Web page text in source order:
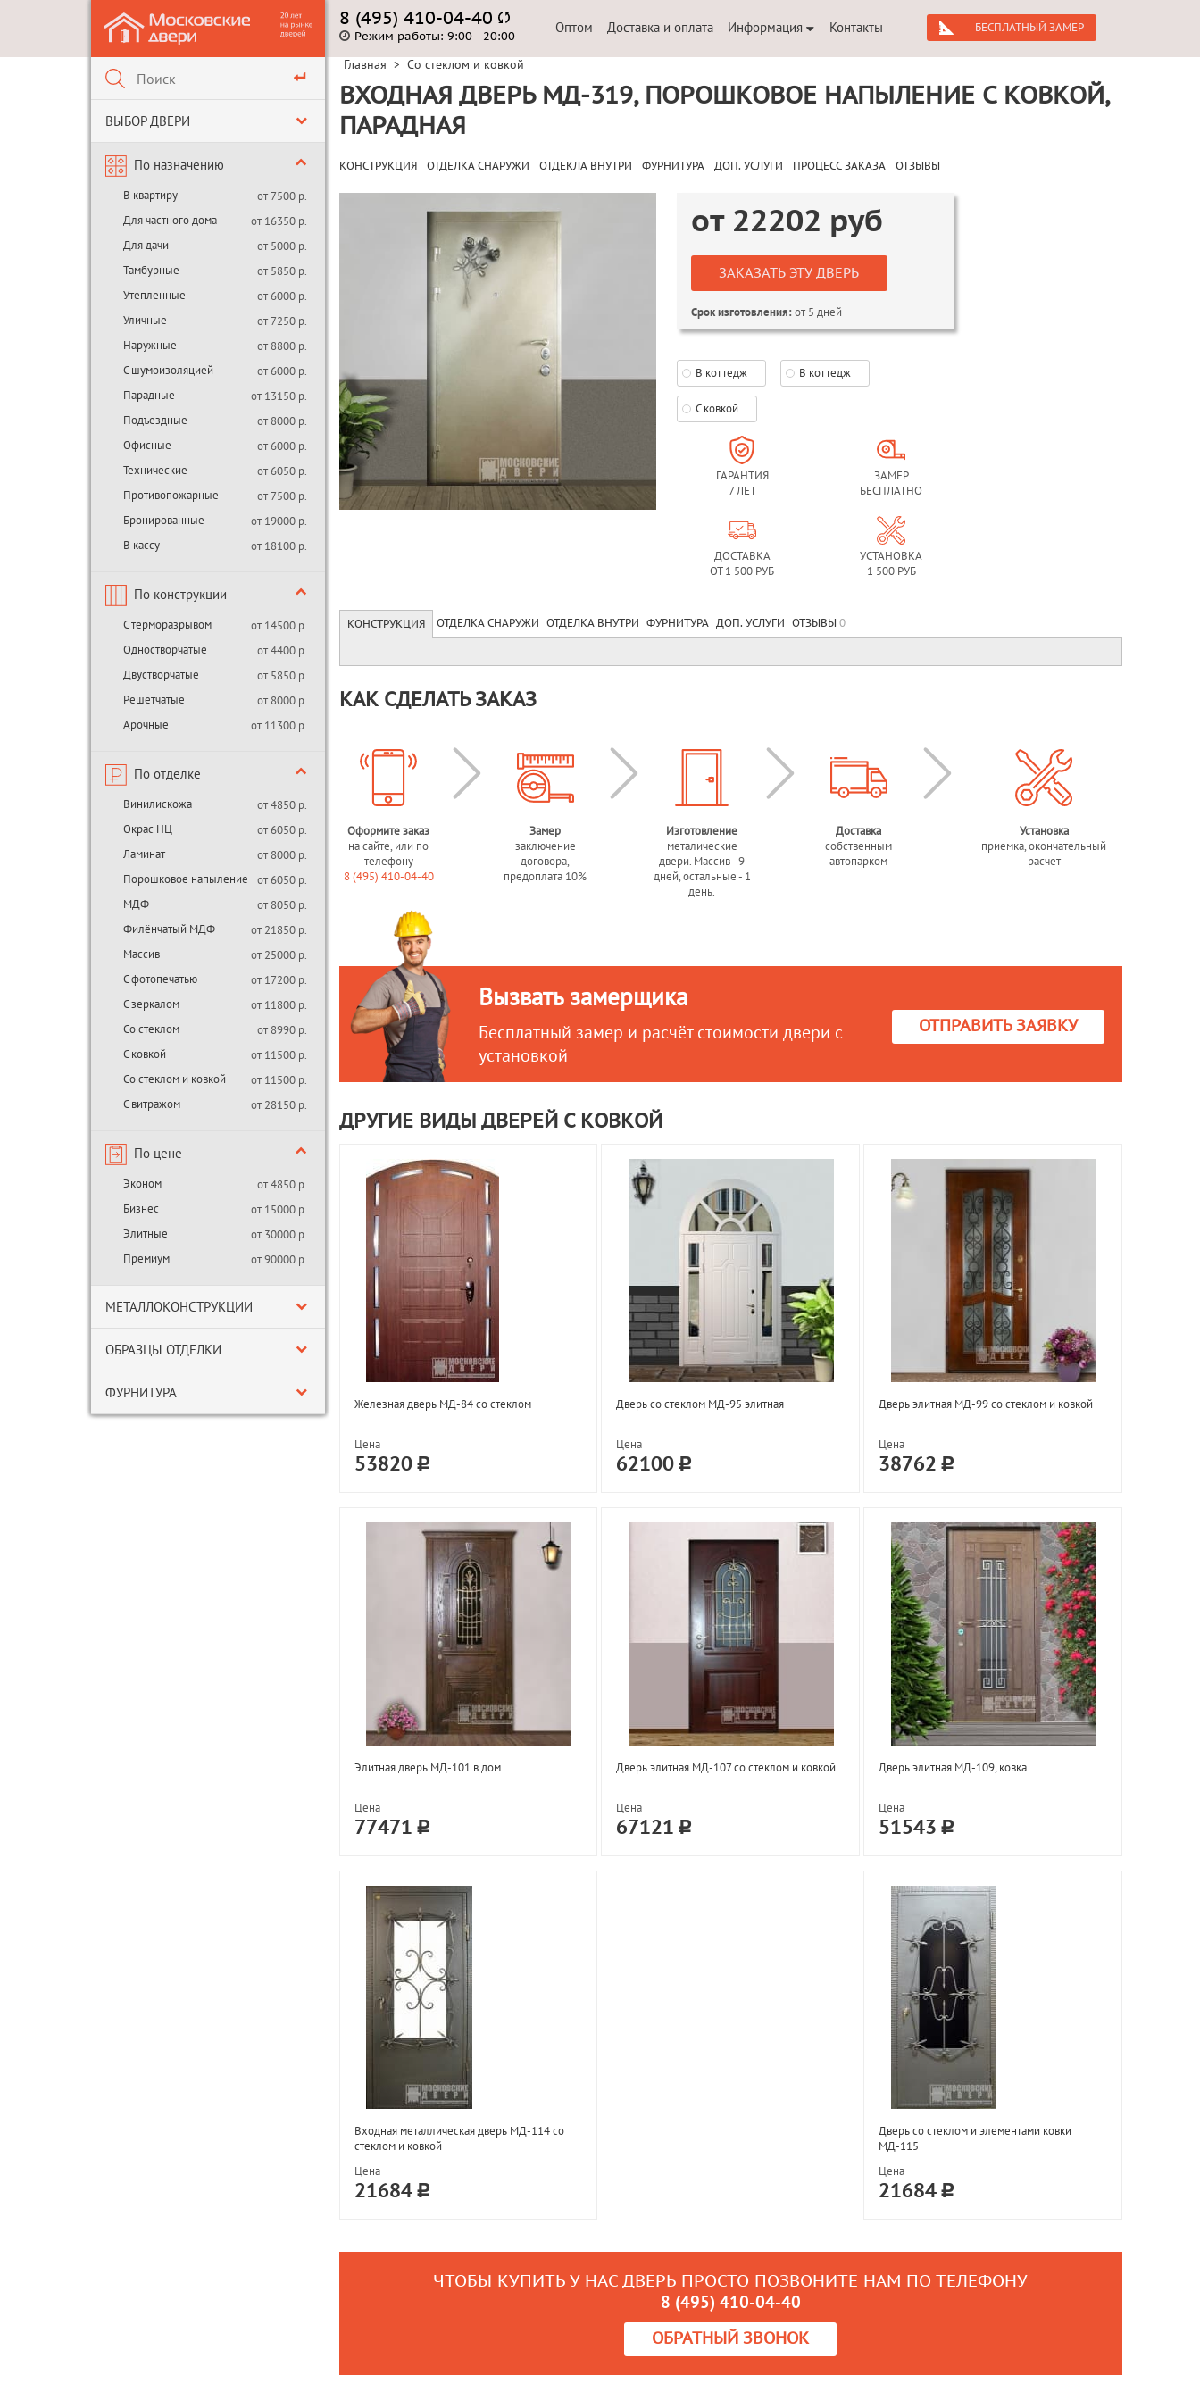
ВЫБОР ДВЕРИ
По назначению
В квартиру
от 7500 р.
Для частного дома
от 16350 р.
Для дачи
от 5000 р.
Тамбурные
от 5850 р.
Утепленные
от 6000 р.
Уличные
от 7250 р.
Наружные
от 8800 р.
С шумоизоляцией
от 6000 р.
Парадные
от 13150 р.
Подъездные
от 8000 р.
Офисные
от 6000 р.
Технические
от 6050 р.
Противопожарные
от 7500 р.
Бронированные
от 19000 р.
В кассу
от 18100 р.
По конструкции
С терморазрывом
от 14500 р.
Одностворчатые
от 4400 р.
Двустворчатые
от 5850 р.
Решетчатые
от 8000 р.
Арочные
от 11300 р.
По отделке
Винилискожа
от 4850 р.
Окрас НЦ
от 6050 р.
Ламинат
от 8000 р.
Порошковое напыление
от 6050 р.
МДФ
от 8050 р.
Филёнчатый МДФ
от 21850 р.
Массив
от 25000 р.
С фотопечатью
от 17200 р.
С зеркалом
от 11800 р.
Со стеклом
от 8990 р.
С ковкой
от 11500 р.
Со стеклом и ковкой
от 11500 р.
С витражом
от 28150 р.
По цене
Эконом
от 4850 р.
Бизнес
от 15000 р.
Элитные
от 30000 р.
Премиум
от 90000 р.
МЕТАЛЛОКОНСТРУКЦИИ
ОБРАЗЦЫ ОТДЕЛКИ
ФУРНИТУРА
8 (495) 410-04-40
Режим работы: 9:00 - 20:00
Оптом Доставка и оплата Информация Контакты БЕСПЛАТНЫЙ ЗАМЕР
Главная > Со стеклом и ковкой
ВХОДНАЯ ДВЕРЬ МД-319, ПОРОШКОВОЕ НАПЫЛЕНИЕ С КОВКОЙ,
ПАРАДНАЯ
КОНСТРУКЦИЯ ОТДЕЛКА СНАРУЖИ ОТДЕКЛА ВНУТРИ ФУРНИТУРА ДОП. УСЛУГИ ПРОЦЕСС ЗАКАЗА ОТЗЫВЫ
от 22202 руб
ЗАКАЗАТЬ ЭТУ ДВЕРЬ
Срок изготовления:от 5 дней
В коттедж В коттедж
С ковкой
ГАРАНТИЯ
7 ЛЕТ
ЗАМЕР
БЕСПЛАТНО
ДОСТАВКА
ОТ 1 500 РУБ
УСТАНОВКА
1 500 РУБ
КОНСТРУКЦИЯ ОТДЕЛКА СНАРУЖИ ОТДЕЛКА ВНУТРИ ФУРНИТУРА ДОП. УСЛУГИ ОТЗЫВЫ 0
КАК СДЕЛАТЬ ЗАКАЗ
Оформите заказ
на сайте, или по
телефону
8 (495) 410-04-40
Замер
заключение
договора,
предоплата 10%
Изготовление
металические
двери. Массив - 9
дней, остальные - 1
день.
Доставка
собственным
автопарком
Установка
приемка, окончательный
расчет
Вызвать замерщика
Бесплатный замер и расчёт стоимости двери с
установкой
ОТПРАВИТЬ ЗАЯВКУ
ДРУГИЕ ВИДЫ ДВЕРЕЙ С КОВКОЙ
Железная дверь МД-84 со стеклом
Цена
53820
Дверь со стеклом МД-95 элитная
Цена
62100
Дверь элитная МД-99 со стеклом и ковкой
Цена
38762
Элитная дверь МД-101 в дом
Цена
77471
Дверь элитная МД-107 со стеклом и ковкой
Цена
67121
Дверь элитная МД-109, ковка
Цена
51543
Входная металлическая дверь МД-114 со
стеклом и ковкой
Цена
21684
Дверь со стеклом и элементами ковки
МД-115
Цена
21684
ЧТОБЫ КУПИТЬ У НАС ДВЕРЬ ПРОСТО ПОЗВОНИТЕ НАМ ПО ТЕЛЕФОНУ
8 (495) 410-04-40
ОБРАТНЫЙ ЗВОНОК